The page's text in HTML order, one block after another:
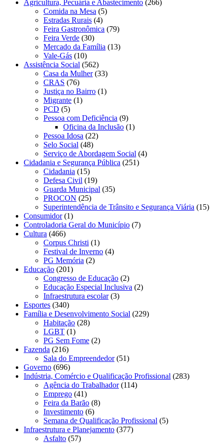
Agricultura, Pecuária e Abastecimento (266)
Comida na Mesa (5)
Estradas Rurais (4)
Feira Gastronômica (79)
Feira Verde (30)
Mercado da Família (13)
Vale-Gás (10)
Assistência Social (562)
Casa da Mulher(33)
CRAS (76)
Justiça no Bairro (1)
Migrante (1)
PCD (5)
Pessoa com Deficiência (9)
Oficina da Inclusão (1)
Pessoa Idosa (22)
Selo Social (48)
Serviço de Abordagem Social (4)
Cidadania e Segurança Pública (251)
Cidadania (15)
Defesa Civil (19)
Guarda Municipal (35)
PROCON (25)
Superintendência de Trânsito e Segurança Viária (15)
Consumidor(1)
Controladoria Geral do Município (7)
Cultura (466)
Corpus Christi (1)
Festival de Inverno (4)
PG Memória (2)
Educação (201)
Congresso de Educação (2)
Educação Especial Inclusiva (2)
Infraestrutura escolar(3)
Esportes (340)
Família e Desenvolvimento Social (229)
Habitação (28)
LGBT (1)
PG Sem Fome (2)
Fazenda (216)
Sala do Empreendedor(51)
Governo (696)
Indústria, Comércio e Qualificação Profissional (283)
Agência do Trabalhador(114)
Emprego (41)
Feira da Barão (8)
Investimento (6)
Semana de Qualificação Profissional (5)
Infraestrutura e Planejamento (377)
Asfalto (57)